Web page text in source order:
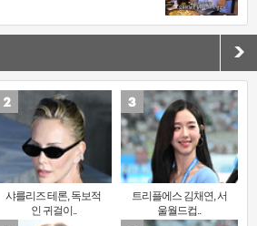
샤를리즈 테론, 독보적
인 귀걸이..
트리플에스 김채연, 서
울월드컵..